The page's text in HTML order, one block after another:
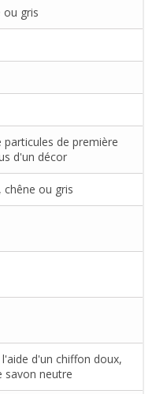
ou gris
particules de première
d'un décor
chêne ou gris
d'un chiffon doux,
savon neutre